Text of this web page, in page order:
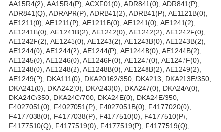
AA15R4(2), AA15R4(P), ACXF01(0), ADR841(0), ADR841(P),
ADR841(Q), ADRAPR(P), ADRB41(2), ADRB41(P), AE1121B(0),
AE1211(0), AE1211(P), AE1211B(0), AE1241(0), AE1241(2),
AE1241B(0), AE1241B(2), AE1242(0), AE1242(2), AE1242F(0),
AE1242F(2), AE1243(0), AE1243(2), AE1243B(0), AE1243B(2),
AE1244(0), AE1244(2), AE1244(P), AE1244B(0), AE1244B(2),
AE1245(0), AE1246(0), AE1246F(0), AE1247(0), AE1247F(0),
AE1248(0), AE1248(2), AE1248B(0), AE1248B(2), AE1249(2),
AE1249(P), DKA111(0), DKA20162/350, DKA213, DKA213E/350,
DKA241(0), DKA242(0), DKA243(0), DKA247(0), DKA24A(0),
DKA24C/350, DKA24C/700, DKA24E(0), DKA24E/350,
F4027051(0), F4027051(P), F4027051B(0), F4177020(0),
F4177038(0), F4177038(P), F4177510(0), F4177510(P),
F4177510(Q), F4177519(0), F4177519(P), F4177519(Q),